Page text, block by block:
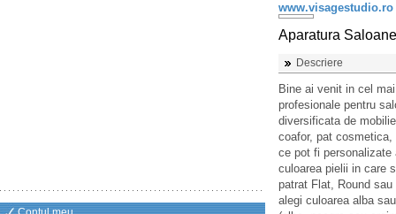
www.visagestudio.ro
Aparatura Saloane
Descriere
Bine ai venit in cel
profesionale pentru
diversificata de
coafor, pat
ce pot fi personalizate
culoarea pielii in care
patrat Flat, Round
alegi culoarea alba